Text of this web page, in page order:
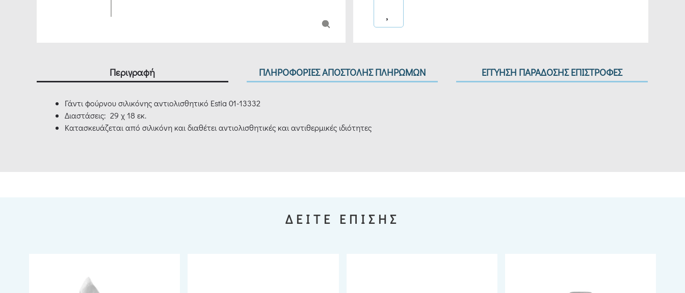
Περιγραφή ΠΛΗΡΟΦΟΡΙΕΣ ΑΠΟΣΤΟΛΗΣ ΠΛΗΡΩΜΩΝ ΕΓΓΥΗΣΗ ΠΑΡΑΔΟΣΗΣ ΕΠΙΣΤΡΟΦΕΣ
Γάντι φούρνου σιλικόνης αντιολισθητικό Estia 01-13332
Διαστάσεις: 29 χ 18 εκ.
Κατασκευάζεται από σιλικόνη και διαθέτει αντιολισθητικές και αντιθερμικές ιδιότητες
ΔΕΙΤΕ ΕΠΙΣΗΣ